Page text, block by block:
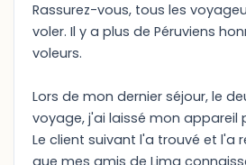
Rassurez-vous, tous les
voler. Il y a plus de Péruviens
voleurs.
Lors de mon dernier séjour, le
voyage, j'ai laissé mon appareil
Le client suivant l'a trouvé et l'a
que mes amis de Lima